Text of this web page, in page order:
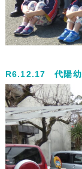
R6.12.17 代陽幼